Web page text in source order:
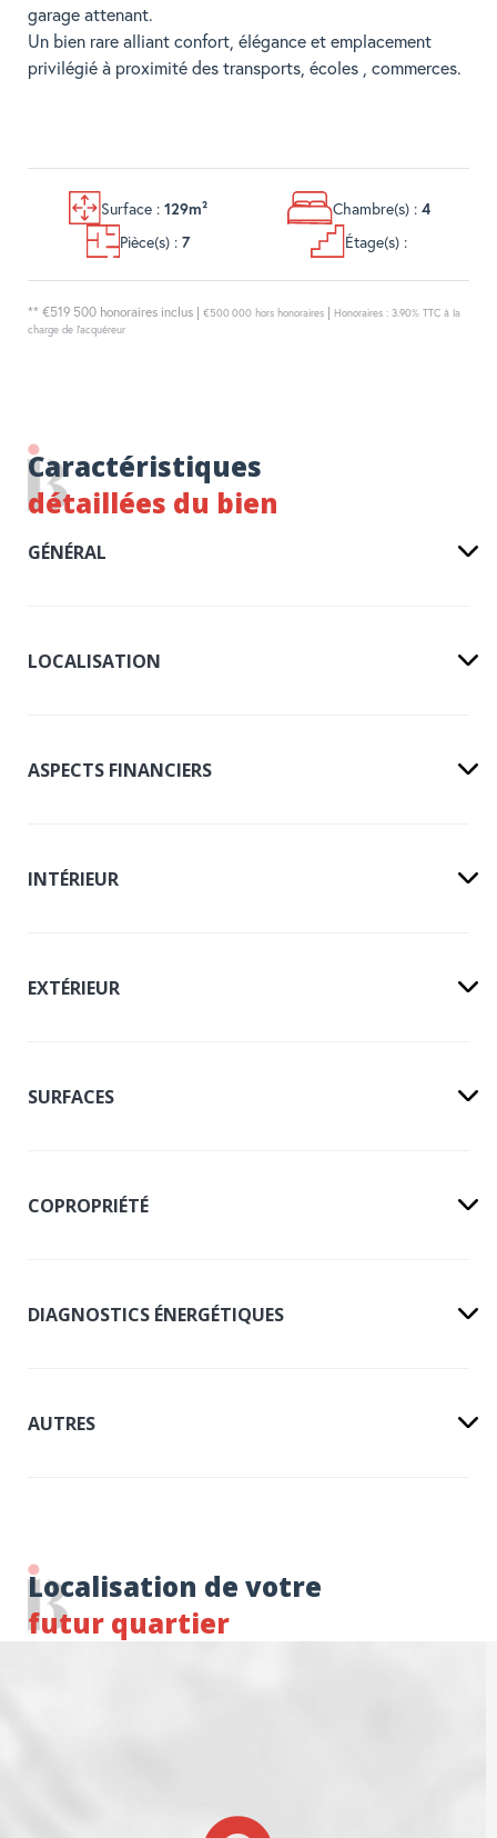
garage attenant.
Un bien rare alliant confort, élégance et emplacement
privilégié à proximité des transports, écoles , commerces.
Surface :129m² Chambre(s) : 4
Pièce(s) : 7 Étage(s) :
** €519 500 honoraires inclus | €500 000 hors honoraires | Honoraires : 3.90% TTC à la
charge de l'acquéreur
Caractéristiques
détaillées du bien
GÉNÉRAL
LOCALISATION
ASPECTS FINANCIERS
INTÉRIEUR
EXTÉRIEUR
SURFACES
COPROPRIÉTÉ
DIAGNOSTICS ÉNERGÉTIQUES
AUTRES
Localisation de votre
futur quartier